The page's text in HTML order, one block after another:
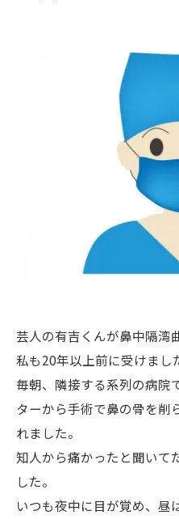
芸人の有吉くんが鼻中隔湾
私も20年以上前に受けまし
毎朝、隣接する系列の病院
ターから手術で鼻の骨を削
れました。
知人から痛かったと聞いて
した。
いつも夜中に目が覚め、昼